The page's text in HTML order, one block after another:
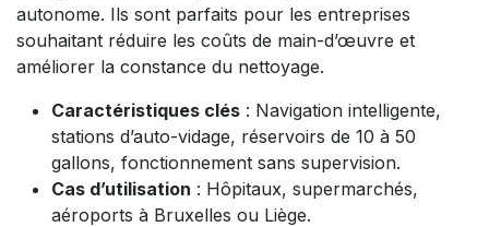
autonome. Ils sont parfaits pour les entreprises
souhaitant réduire les coûts de main-d’œuvre et
améliorer la constance du nettoyage.
Caractéristiques clés : Navigation intelligente,
stations d’auto-vidage, réservoirs de 10 à 50
gallons, fonctionnement sans supervision.
Cas d’utilisation : Hôpitaux, supermarchés,
aéroports à Bruxelles ou Liège.